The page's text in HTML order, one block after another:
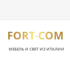
FORT-COM
МЕБЕЛЬ И СВЕТ ИЗ ИТАЛИИ